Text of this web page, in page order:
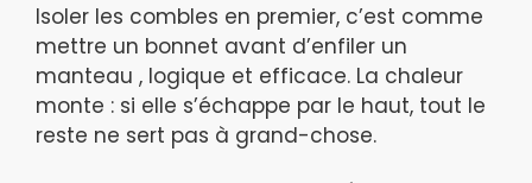
Isoler les combles en premier, c’est comme
mettre un bonnet avant d’enfiler un
manteau , logique et efficace. La chaleur
monte : si elle s’échappe par le haut, tout le
reste ne sert pas à grand-chose.